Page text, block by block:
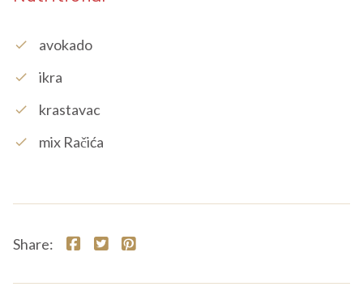
check Avokado
check Ikra
check Krastavac
check Mix Račića
Share: